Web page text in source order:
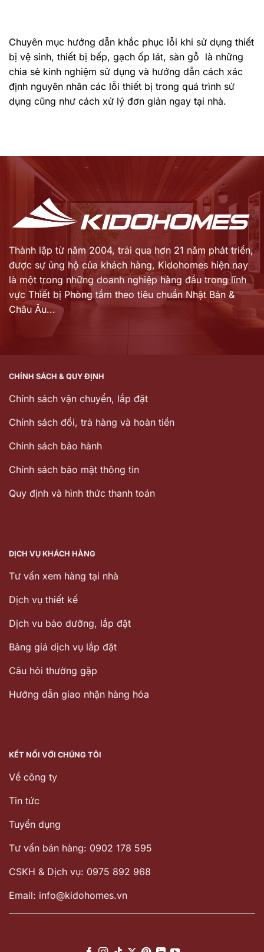
2026
thăm
trúng
thưởng
thành
công
7/2026
hay
không?
tư
tái
khẳng
định
vị
thế
Chuyên mục hướng dẫn khắc phục lỗi khi sử dụng thiết
bị vệ sinh, thiết bị bếp, gạch ốp lát, sàn gỗ là những
chia sẻ kinh nghiệm sử dụng và hướng dẫn cách xác
định nguyên nhân các lỗi thiết bị trong quá trình sử
dụng cũng như cách xử lý đơn giản ngay tại nhà.
Thành lập từ năm 2004, trải qua hơn 21 năm phát triển,
được sự ủng hộ của khách hàng, Kidohomes hiện nay
là một trong những doanh nghiệp hàng đầu trong lĩnh
vực Thiết bị Phòng tắm theo tiêu chuẩn Nhật Bản &
Châu Âu...
CHÍNH SÁCH & QUY ĐỊNH
Chính sách vận chuyển, lắp đặt
Chính sách đổi, trả hàng và hoàn tiền
Chinh sách bảo hành
Chính sách bảo mật thông tin
Quy định và hình thức thanh toán
DỊCH VỤ KHÁCH HÀNG
Tư vấn xem hàng tại nhà
Dịch vụ thiết kế
Dịch vu bảo dưỡng, lắp đặt
Bảng giá dịch vụ lắp đặt
Câu hỏi thường gặp
Hướng dẫn giao nhận hàng hóa
KẾT NỐI VỚI CHÚNG TÔI
Về công ty
Tin tức
Tuyển dụng
Tư vấn bán hàng: 0902 178 595
CSKH & Dịch vụ: 0975 892 968
Email: info@kidohomes.vn